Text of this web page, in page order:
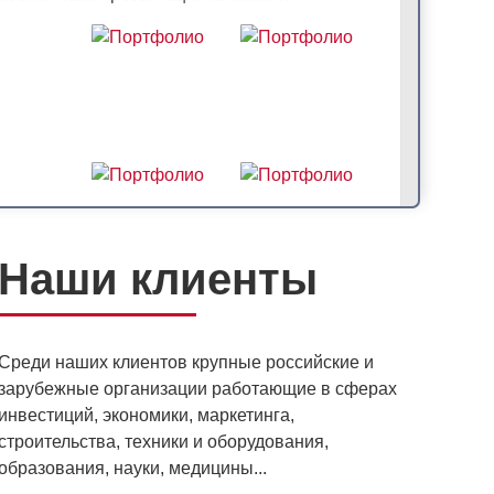
и Сейчас" в г. Москва, лекция художника
последовательный перевод с
Наши клиенты
наших клиентов крупные российские и
организации работающие в сферах
инвестиций, экономики, маркетинга,
техники и оборудования,
науки, медицины...